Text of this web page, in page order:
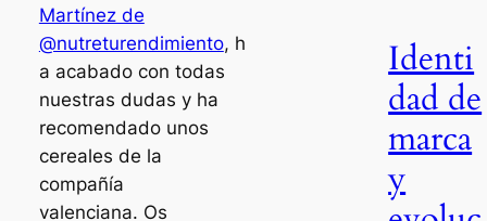
Martínez de
@nutreturendimiento, h
a acabado con todas
nuestras dudas y ha
recomendado unos
cereales de la
compañía
valenciana. Os
Identi
dad de
marca
y